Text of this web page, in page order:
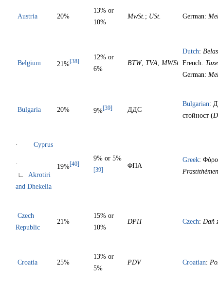
Austria 20%
13% or
10%
MwSt. ; USt. German:
Belgium 21% [38]
12% or
6%
BTW; TVA; MWSt
Dutch:
French:
German:
Bulgaria 20% 9% [39] ДДС
Bulgarian:
стойност (
· Cyprus
·
∟
Akrotiri
and Dhekelia
19% [40]
9% or 5%
[39]
ΦΠΑ
Greek:
Czech
Republic
21%
15% or
10%
DPH Czech: Daň
Croatia 25%
13% or
5%
PDV Croatian: